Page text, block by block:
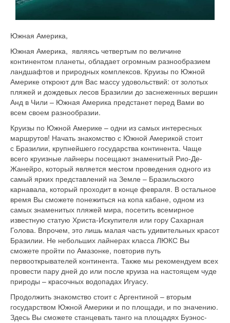
Южная Америка,
Южная Америка, являясь четвертым по величине
континентом планеты, обладает огромным разнообразием
ландшафтов и природных комплексов. Круизы по Южной
Америке откроют для Вас массу удовольствий: от золотых
пляжей и дождевых лесов Бразилии до заснеженных вершин
Анд в Чили – Южная Америка предстанет перед Вами во
всем своем разнообразии.
Круизы по Южной Америке – одни из самых интересных
маршрутов! Начать знакомство с Южной Америкой стоит
с Бразилии, крупнейшего государства континента. Чаще
всего круизные лайнеры посещают знаменитый Рио-Де-
Жанейро, который является местом проведения одного из
самый ярких представлений на Земле – Бразильского
карнавала, который проходит в конце февраля. В остальное
время Вы сможете понежиться на копа кабане, одном из
самых знаменитых пляжей мира, посетить всемирное
известную статую Христа-Искупителя или гору Сахарная
Голова. Впрочем, это лишь малая часть удивительных красот
Бразилии. Не небольших лайнерах класса ЛЮКС Вы
сможете пройти по Амазонке, повторив путь
первооткрывателей континента. Также мы рекомендуем всех
провести пару дней до или после круиза на настоящем чуде
природы – красочных водопадах Игуасу.
Продолжить знакомство стоит с Аргентиной – вторым
государством Южной Америки и по площади, и по значению.
Здесь Вы сможете станцевать танго на площадях Буэнос-